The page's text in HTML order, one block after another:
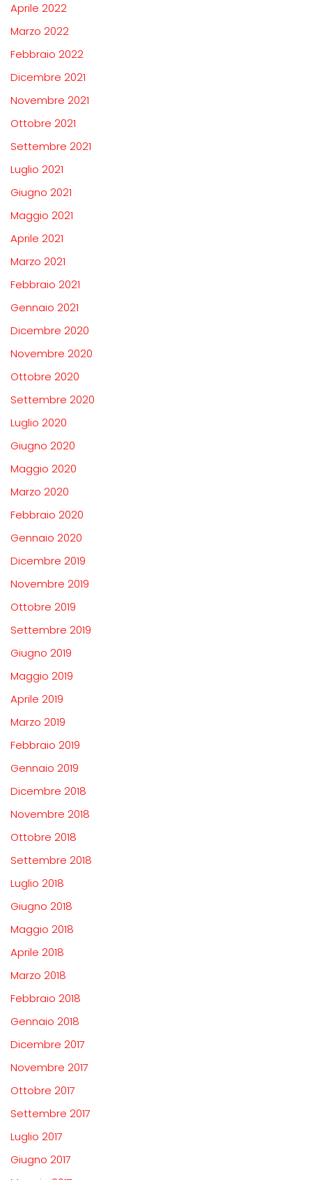
Aprile 2022
Marzo 2022
Febbraio 2022
Dicembre 2021
Novembre 2021
Ottobre 2021
Settembre 2021
Luglio 2021
Giugno 2021
Maggio 2021
Aprile 2021
Marzo 2021
Febbraio 2021
Gennaio 2021
Dicembre 2020
Novembre 2020
Ottobre 2020
Settembre 2020
Luglio 2020
Giugno 2020
Maggio 2020
Marzo 2020
Febbraio 2020
Gennaio 2020
Dicembre 2019
Novembre 2019
Ottobre 2019
Settembre 2019
Giugno 2019
Maggio 2019
Aprile 2019
Marzo 2019
Febbraio 2019
Gennaio 2019
Dicembre 2018
Novembre 2018
Ottobre 2018
Settembre 2018
Luglio 2018
Giugno 2018
Maggio 2018
Aprile 2018
Marzo 2018
Febbraio 2018
Gennaio 2018
Dicembre 2017
Novembre 2017
Ottobre 2017
Settembre 2017
Luglio 2017
Giugno 2017